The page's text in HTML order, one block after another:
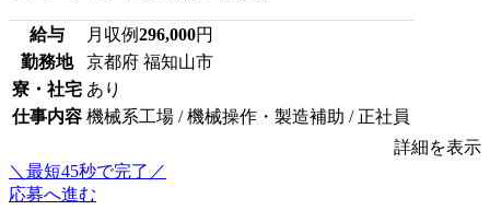
給与 月収例296,000円
勤務地
京都府 福知山市
寮・社宅 あり
仕事内容 機械系工場 / 機械操作・製造補助 / 正社員
詳細を表示
＼最短45秒で完了／
応募へ進む